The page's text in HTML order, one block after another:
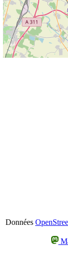
Données